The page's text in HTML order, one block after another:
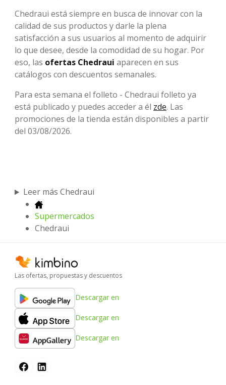
Chedraui está siempre en busca de innovar con la
calidad de sus productos y darle la plena
satisfacción a sus usuarios al momento de adquirir
lo que desee, desde la comodidad de su hogar. Por
eso, las ofertas Chedraui aparecen en sus
catálogos con descuentos semanales.
Para esta semana el folleto - Chedraui folleto ya
está publicado y puedes acceder a él zde. Las
promociones de la tienda están disponibles a partir
del 03/08/2026.
Leer más Chedraui
Supermercados
Chedraui
Las ofertas, propuestas y descuentos
Descargar en
Descargar en
Descargar en